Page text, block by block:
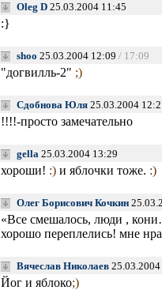
Oleg D 25.03.2004 11:45
:}
shoo 25.03.2004 12:09 / 17:09
"догвилль-2" ;)
Сдобнова Юля 25.03.2004
!!!!-просто замечательно
gella 25.03.2004 13:29
хороши! :) и яблочки тоже. :)
Олег Борисович Кочкин
«Все смешалось, люди ,
хорошо переплелись! мне
Вячеслав Николаев
Йог и яблоко;)